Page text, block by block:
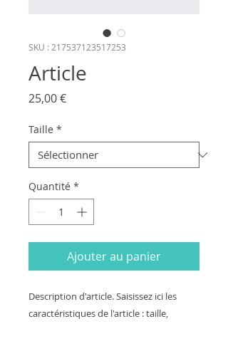
SKU : 217537123517253
Article
25,00 €Prix
Taille *
Quantité *
Ajouter au panier
Description d'article. Saisissez ici les
caractéristiques de l'article : taille,